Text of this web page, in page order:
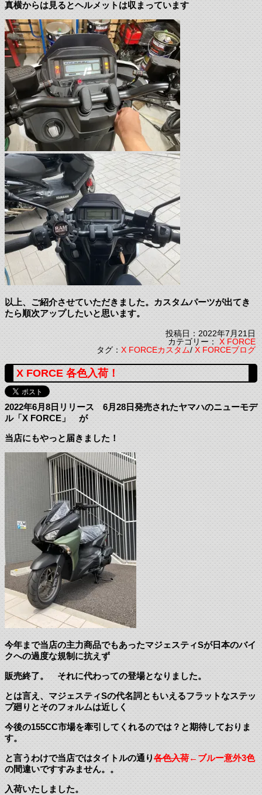
真横からは見るとヘルメットは収まっています
以上、ご紹介させていただきました。カスタムパーツが出てき
たら順次アップしたいと思います。
投稿日：2022年7月21日
カテゴリー：X FORCE
タグ：X FORCEカスタム/X FORCEブログ
X FORCE 各色入荷！
2022年6月8日リリース 6月28日発売されたヤマハのニューモデ
ル「X FORCE」 が
当店にもやっと届きました！
今年まで当店の主力商品でもあったマジェスティSが日本のバイ
クへの過度な規制に抗えず
販売終了。 それに代わっての登場となりました。
とは言え、マジェスティSの代名詞ともいえるフラットなステッ
プ廻りとそのフォルムは近しく
今後の155CC市場を牽引してくれるのでは？と期待しておりま
す。
と言うわけで当店ではタイトルの通り各色入荷←ブルー意外3色
の間違いですすみません。。
入荷いたしました。